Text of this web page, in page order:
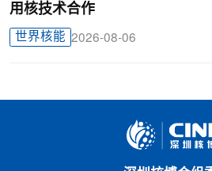
用核技术合作
世界核能 2026-08-06